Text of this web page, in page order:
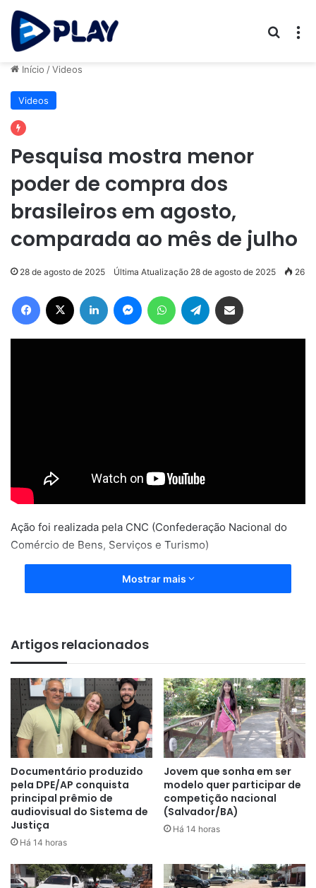
Início /Videos
Videos
Pesquisa mostra menor
poder de compra dos
brasileiros em agosto,
comparada ao mês de julho
28 de agosto de 2025 Última Atualização 28 de agosto de 2025 26
Facebook Linkedin MessengerWhatsAppTelegram
Ação foi realizada pela CNC (Confederação Nacional do
Comércio de Bens, Serviços e Turismo)
Mostrar mais
Artigos relacionados
Documentário produzido
pela DPE/AP conquista
principal prêmio de
audiovisual do Sistema de
Justiça
Há 14 horas
Jovem que sonha em ser
modelo quer participar de
competição nacional
(Salvador/BA)
Há 14 horas